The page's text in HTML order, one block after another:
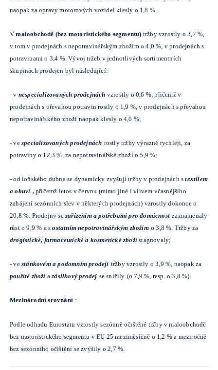
naopak za opravy motorových vozidel klesly o 1,8 %.
Vmaloobchodě (bez motoristického segmentu) tržby vzrostly o 3,7 %,
v tom v prodejnách s nepotravinářským zbožím o 4,0 %, v prodejnách s
potravinami o 3,4 %. Vývoj tržeb v jednotlivých sortimentních
skupinách prodejen byl následující:
-v nespecializovaných prodejnách vzrostly o 0,6 %, přičemž v
prodejnách s převahou potravin rostly o 1,9 %, v prodejnách s převahou
nepotravinářského zboží naopak klesly o 4,0 %;
-vespecializovaných prodejnách rostly tržby výrazně rychleji, za
potraviny o 12,3 %, za nepotravinářské zboží o 5,9 %;
-od loňského dubna se dynamicky zvyšují tržby v prodejnách stextilem
a obuví ,přičemž letos v červnu (mimo jiné i vlivem včasnějšího
zahájení sezónních slev v některých prodejnách) vzrostly dokonce o
20,8 %. Prodejny se zařízením a potřebami pro domácnost zaznamenaly
růst o 9,9 % a sostatním nepotravinářským zbožím o 3,8 %. Tržby za
drogistické, farmaceutické a kosmetické zbožístagnovaly;
-vestánkovém a podomním prodeji tržby vzrostly o 3,9 %, naopak za
použité zboží azásilkový prodej se snížily (o 7,9 %, resp. o 3,8 %).
Mezinárodní srovnání :
Podle odhadu Eurostatu vzrostly sezónně očištěné tržby v maloobchodě
bez motoristického segmentu v EU 25 meziměsíčně o 1,2 % a meziročně
bez sezónního očištění se zvýšily o 2,7 %.